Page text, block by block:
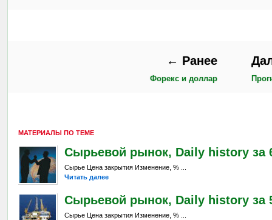
← Ранее
Форекс и доллар
МАТЕРИАЛЫ ПО ТЕМЕ
Сырьевой рынок, Daily history за 6
Сырье Цена закрытия Изменение, % ...
Читать далее
Сырьевой рынок, Daily history за
Сырье Цена закрытия Изменение, % ...